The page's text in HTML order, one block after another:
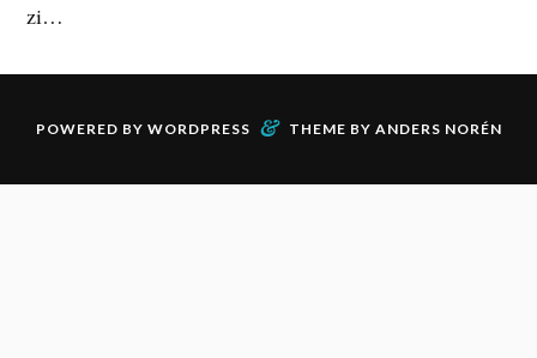
zi…
POWERED BY WORDPRESS & THEME BY ANDERS NORÉN